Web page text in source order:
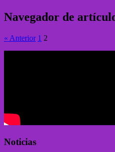
Navegador de
« Anterior 1 2
Noticias